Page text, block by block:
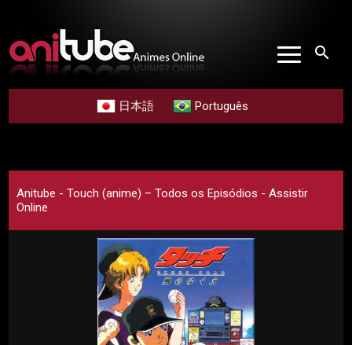
search
日本語 Português
Anitube - Touch (anime) – Todos os Episódios - Assistir
Online